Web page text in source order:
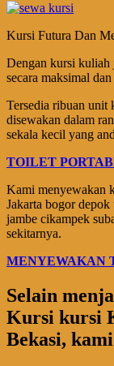
Kursi Futura Dan
Dengan kursi kuliah
secara maksimal
Tersedia ribuan unit
disewakan dalam
sekala kecil yang
TOILET
Kami menyewakan
Jakarta bogor
jambe cikampek
sekitarnya.
MENYEWAKAN
Selain
Kursi kursi
Bekasi,